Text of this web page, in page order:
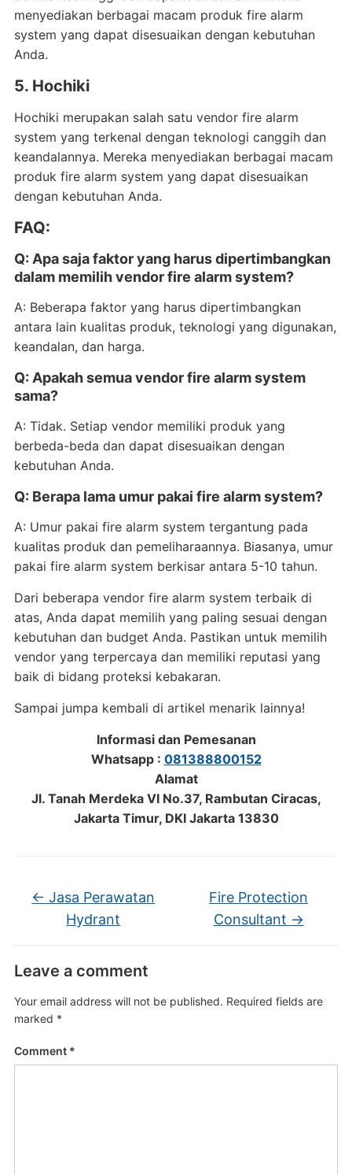
menyediakan berbagai macam produk fire alarm
system yang dapat disesuaikan dengan kebutuhan
Anda.
5. Hochiki
Hochiki merupakan salah satu vendor fire alarm
system yang terkenal dengan teknologi canggih dan
keandalannya. Mereka menyediakan berbagai macam
produk fire alarm system yang dapat disesuaikan
dengan kebutuhan Anda.
FAQ:
Q: Apa saja faktor yang harus dipertimbangkan
dalam memilih vendor fire alarm system?
A: Beberapa faktor yang harus dipertimbangkan
antara lain kualitas produk, teknologi yang digunakan,
keandalan, dan harga.
Q: Apakah semua vendor fire alarm system
sama?
A: Tidak. Setiap vendor memiliki produk yang
berbeda-beda dan dapat disesuaikan dengan
kebutuhan Anda.
Q: Berapa lama umur pakai fire alarm system?
A: Umur pakai fire alarm system tergantung pada
kualitas produk dan pemeliharaannya. Biasanya, umur
pakai fire alarm system berkisar antara 5-10 tahun.
Dari beberapa vendor fire alarm system terbaik di
atas, Anda dapat memilih yang paling sesuai dengan
kebutuhan dan budget Anda. Pastikan untuk memilih
vendor yang terpercaya dan memiliki reputasi yang
baik di bidang proteksi kebakaran.
Sampai jumpa kembali di artikel menarik lainnya!
Informasi dan Pemesanan
Whatsapp : 081388800152
Alamat
Jl. Tanah Merdeka VI No.37, Rambutan Ciracas,
Jakarta Timur, DKI Jakarta 13830
← Jasa Perawatan
Hydrant
Fire Protection
Consultant →
Leave a comment
Your email address will not be published. Required fields are
marked *
Comment *